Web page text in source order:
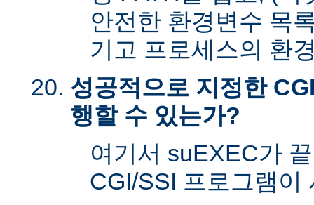
안전한 환경변수 목
기고 프로세스의 환
성공적으로 지정한
행할 수 있는가?
여기서 suEXEC가
CGI/SSI 프로그램이